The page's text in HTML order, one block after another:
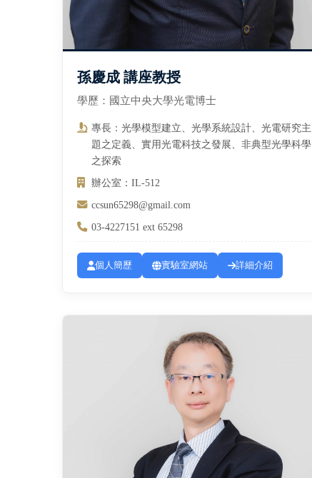
孫慶成 講座教授
學歷：國立中央大學光電博士
專長：光學模型建立、光學系統設計、光電研究主
題之定義、實用光電科技之發展、非典型光學科學
之探索
辦公室：IL-512
ccsun65298@gmail.com
03-4227151 ext 65298
個人簡歷 實驗室網站 詳細介紹